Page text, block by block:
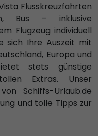
Flusskreuzfahrten
Bus – inklusive
Flugzeug individuell
sich Ihre Auszeit mit
Europa und
stets günstige
Extras. Unser
Schiffs-Urlaub.de
und tolle Tipps zur